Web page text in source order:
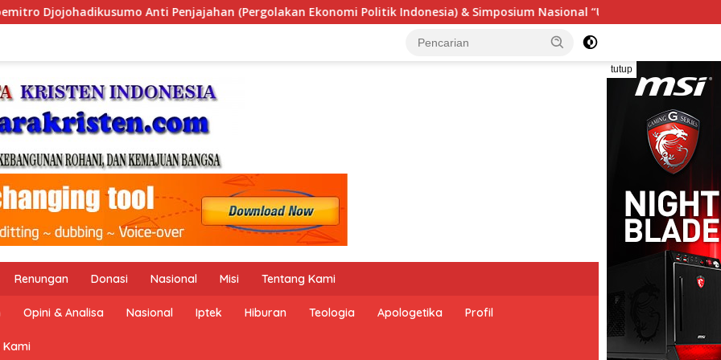
Ekonomi Politik Indonesia) & Simposium Nasional “Urgensi Undang-Undang Perekonomian Nasional dan
tutup
Renungan Donasi Nasional Misi Tentang Kami
Opini & Analisa Nasional Iptek Hiburan Teologia Apologetika Profil
Kami